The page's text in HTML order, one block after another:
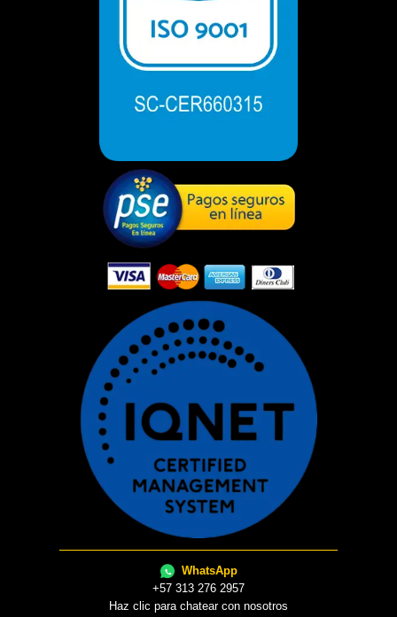
WhatsApp
+57 313 276 2957
Haz clic para chatear con nosotros